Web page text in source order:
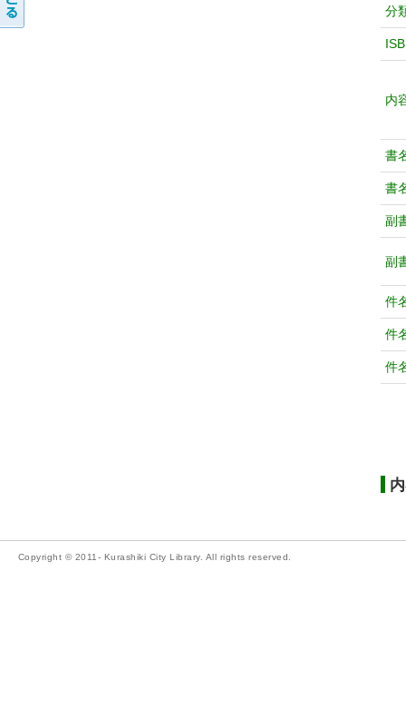
分
内
書
書
副
副
件
件
件
Copyright © 2011- Kurashiki City Library. All rights reserved.